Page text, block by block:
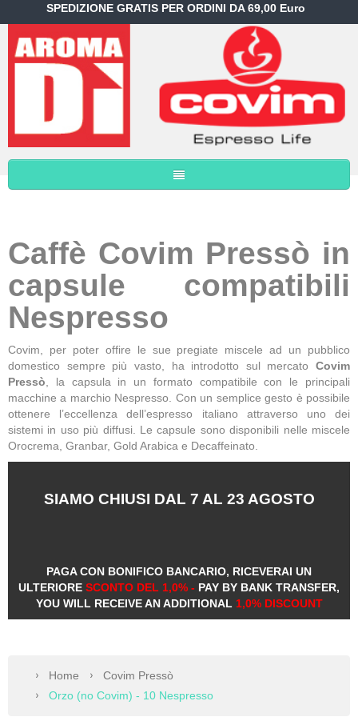
SPEDIZIONE GRATIS PER ORDINI DA 69,00 Euro
Caffè Covim Pressò in
capsule compatibili
Nespresso
Covim, per poter offire le sue pregiate miscele ad un pubblico
domestico sempre più vasto, ha introdotto sul mercato Covim
Pressò , la capsula in un formato compatibile con le principali
macchine a marchio Nespresso. Con un semplice gesto è possibile
ottenere l’eccellenza dell’espresso italiano attraverso uno dei
sistemi in uso più diffusi. Le capsule sono disponibili nelle miscele
Orocrema, Granbar, Gold Arabica e Decaffeinato.
SIAMO CHIUSI DAL 7 AL 23 AGOSTO
PAGA CON BONIFICO BANCARIO, RICEVERAI UN
ULTERIORE SCONTO DEL 1,0% - PAY BY BANK TRANSFER,
YOU WILL RECEIVE AN ADDITIONAL 1,0% DISCOUNT
Home
Covim Pressò
Orzo (no Covim) - 10 Nespresso